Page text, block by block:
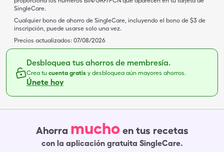
SingleCare.
Cualquier bono de ahorro de SingleCare, incluyendo el bono de $3 de
inscripción, puede usarse solo una vez.
Precios actualizados: 07/08/2026
Desbloquea tus ahorros de membresía.
Crea tu cuenta gratis y desbloquea aún mayores ahorros.
Únete hoy
Ahorra mucho en tus recetas
con la aplicación gratuita SingleCare.